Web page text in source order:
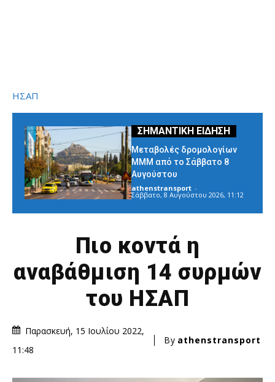
ΗΣΑΠ
Μεταβολές δρομολογίων
ΜΜΜ από το Σάββατο 8
Αυγούστου
athenstransport -
Σάββατο, 8 Αυγούστου 2026, 11:12
Πιο κοντά η
αναβάθμιση 14 συρμών
του ΗΣΑΠ
Παρασκευή, 15 Ιουλίου 2022,
11:48
By athenstransport